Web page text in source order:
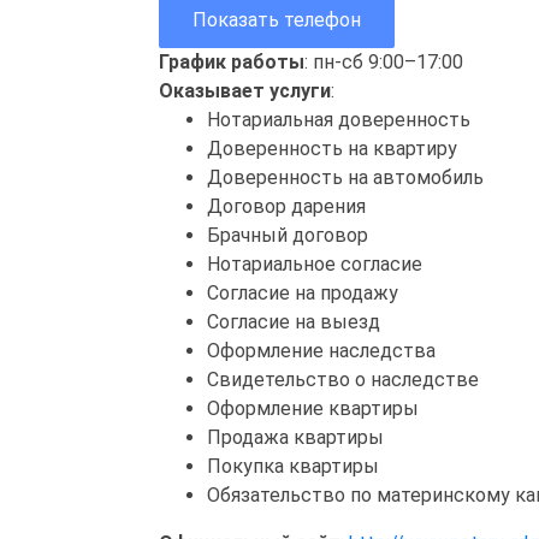
Показать телефон
График работы: пн-сб 9:00–17:00
Оказывает услуги:
Нотариальная доверенность
Доверенность на квартиру
Доверенность на автомобиль
Договор дарения
Брачный договор
Нотариальное согласие
Согласие на продажу
Согласие на выезд
Оформление наследства
Свидетельство о наследстве
Оформление квартиры
Продажа квартиры
Покупка квартиры
Обязательство по материнскому